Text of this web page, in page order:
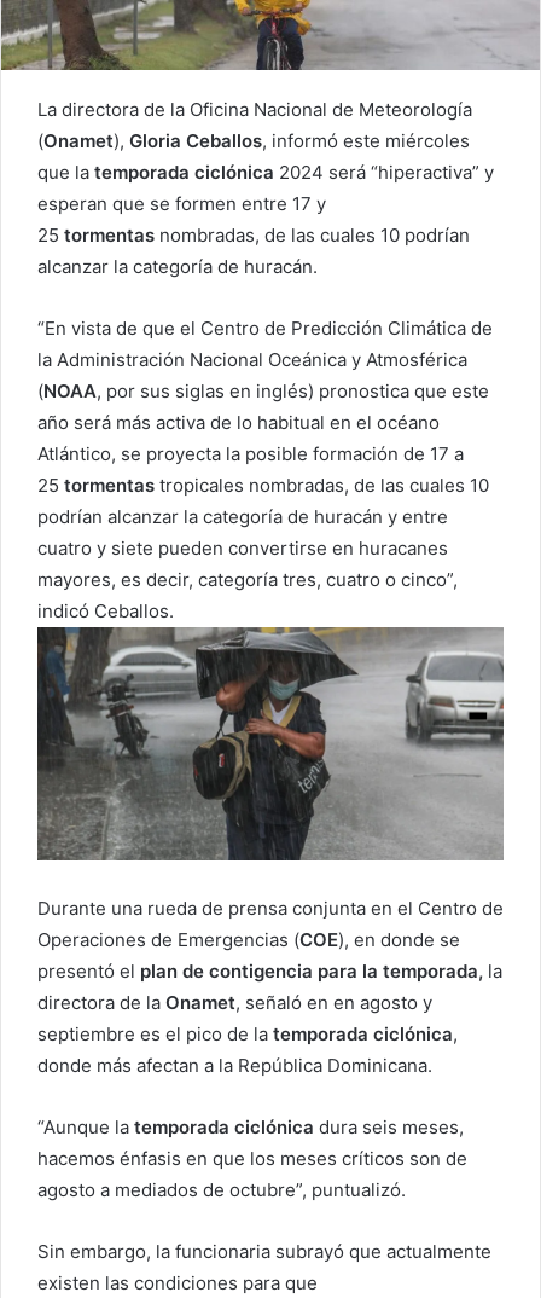
La directora de la Oficina Nacional de Meteorología
(Onamet), Gloria Ceballos, informó este miércoles
que la temporada ciclónica 2024 será “hiperactiva” y
esperan que se formen entre 17 y
25 tormentas nombradas, de las cuales 10 podrían
alcanzar la categoría de huracán.
“En vista de que el Centro de Predicción Climática de
la Administración Nacional Oceánica y Atmosférica
(NOAA, por sus siglas en inglés) pronostica que este
año será más activa de lo habitual en el océano
Atlántico, se proyecta la posible formación de 17 a
25 tormentas tropicales nombradas, de las cuales 10
podrían alcanzar la categoría de huracán y entre
cuatro y siete pueden convertirse en huracanes
mayores, es decir, categoría tres, cuatro o cinco”,
indicó Ceballos.
Durante una rueda de prensa conjunta en el Centro de
Operaciones de Emergencias (COE), en donde se
presentó el plan de contigencia para la temporada, la
directora de la Onamet, señaló en en agosto y
septiembre es el pico de la temporada ciclónica,
donde más afectan a la República Dominicana.
“Aunque la temporada ciclónica dura seis meses,
hacemos énfasis en que los meses críticos son de
agosto a mediados de octubre”, puntualizó.
Sin embargo, la funcionaria subrayó que actualmente
existen las condiciones para que